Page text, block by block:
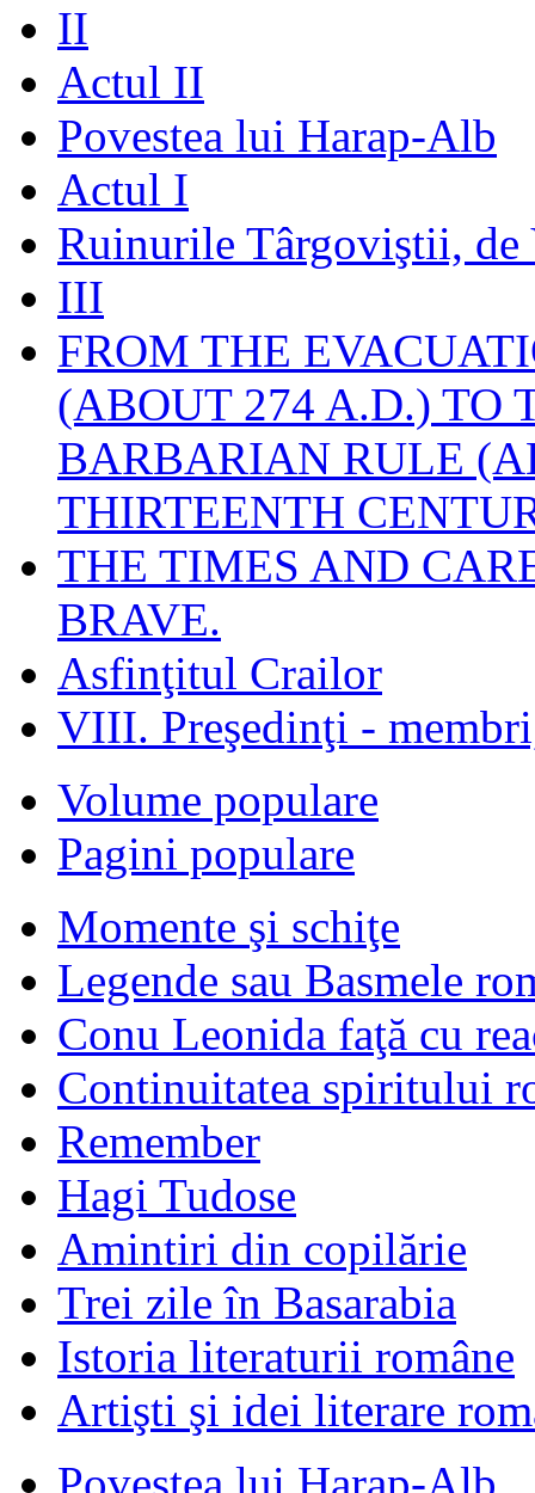
II
Actul II
Povestea lui Harap-Alb
Actul I
Ruinurile Târgoviştii, de
III
FROM THE
(ABOUT 274 A.D.) TO
BARBARIAN RULE
THIRTEENTH
THE TIMES AND
BRAVE.
Asfinţitul Crailor
VIII. Preşedinţi -
Volume populare
Pagini populare
Momente şi schiţe
Legende sau Basmele
Conu Leonida faţă cu
Continuitatea spiritului
Remember
Hagi Tudose
Amintiri din copilărie
Trei zile în Basarabia
Istoria literaturii române
Artişti şi idei literare
Povestea lui Harap-Alb